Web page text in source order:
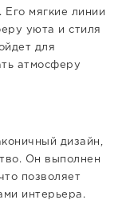
мягкие линии
уюта и стиля
для
атмосферу
дизайн,
Он выполнен
позволяет
интерьера.